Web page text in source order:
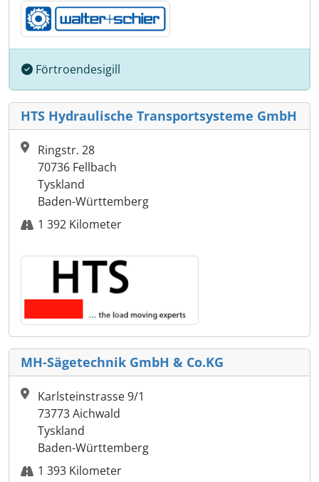
Förtroendesigill
HTS Hydraulische Transportsysteme GmbH
Ringstr. 28
70736 Fellbach
Tyskland
Baden-Württemberg
1 392 Kilometer
MH-Sägetechnik GmbH & Co.KG
Karlsteinstrasse 9/1
73773 Aichwald
Tyskland
Baden-Württemberg
1 393 Kilometer